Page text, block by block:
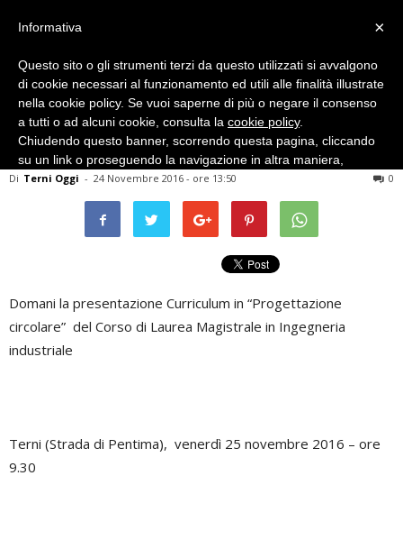
Senza categoria
Di Terni Oggi - 24 Novembre 2016 - ore 13:50 0
Domani la presentazione Curriculum in “Progettazione
circolare” del Corso di Laurea Magistrale in Ingegneria
industriale
Terni (Strada di Pentima), venerdì 25 novembre 2016 – ore
9.30
×
Informativa
Questo sito o gli strumenti terzi da questo utilizzati si avvalgono
di cookie necessari al funzionamento ed utili alle finalità illustrate
nella cookie policy. Se vuoi saperne di più o negare il consenso
a tutti o ad alcuni cookie, consulta la cookie policy.
Chiudendo questo banner, scorrendo questa pagina, cliccando
su un link o proseguendo la navigazione in altra maniera,
acconsenti all’uso dei cookie.